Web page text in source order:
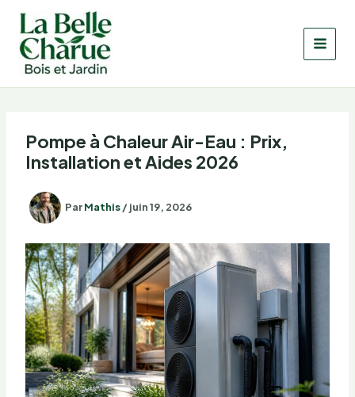
contenu
Pompe à Chaleur Air-Eau : Prix,
Installation et Aides 2026
ParMathis/juin 19, 2026